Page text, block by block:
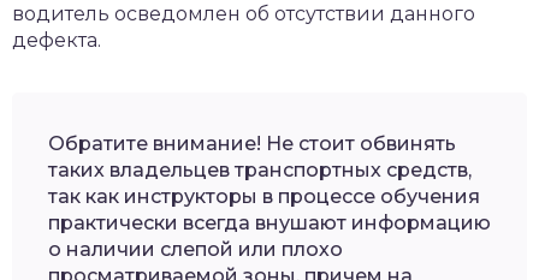
водитель осведомлен об отсутствии данного
дефекта.
Обратите внимание! Не стоит обвинять
таких владельцев транспортных средств,
так как инструкторы в процессе обучения
практически всегда внушают информацию
о наличии слепой или плохо